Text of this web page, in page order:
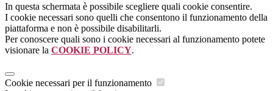
In questa schermata è possibile scegliere quali cookie consentire.
I cookie necessari sono quelli che consentono il funzionamento della
piattaforma e non è possibile disabilitarli.
Per conoscere quali sono i cookie necessari al funzionamento potete
visionare la COOKIE POLICY.
Cookie necessari per il funzionamento